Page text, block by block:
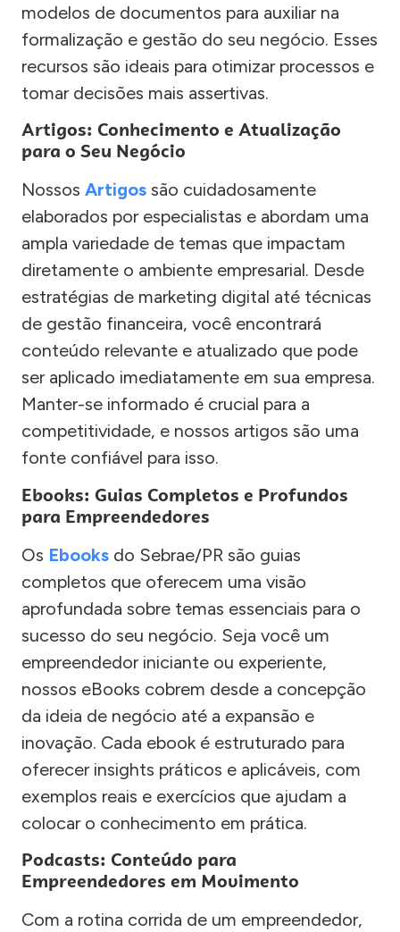
modelos de documentos para auxiliar na
formalização e gestão do seu negócio. Esses
recursos são ideais para otimizar processos e
tomar decisões mais assertivas.
Artigos: Conhecimento e Atualização
para o Seu Negócio
Nossos Artigos são cuidadosamente
elaborados por especialistas e abordam uma
ampla variedade de temas que impactam
diretamente o ambiente empresarial. Desde
estratégias de marketing digital até técnicas
de gestão financeira, você encontrará
conteúdo relevante e atualizado que pode
ser aplicado imediatamente em sua empresa.
Manter-se informado é crucial para a
competitividade, e nossos artigos são uma
fonte confiável para isso.
Ebooks: Guias Completos e Profundos
para Empreendedores
Os Ebooks do Sebrae/PR são guias
completos que oferecem uma visão
aprofundada sobre temas essenciais para o
sucesso do seu negócio. Seja você um
empreendedor iniciante ou experiente,
nossos eBooks cobrem desde a concepção
da ideia de negócio até a expansão e
inovação. Cada ebook é estruturado para
oferecer insights práticos e aplicáveis, com
exemplos reais e exercícios que ajudam a
colocar o conhecimento em prática.
Podcasts: Conteúdo para
Empreendedores em Movimento
Com a rotina corrida de um empreendedor,